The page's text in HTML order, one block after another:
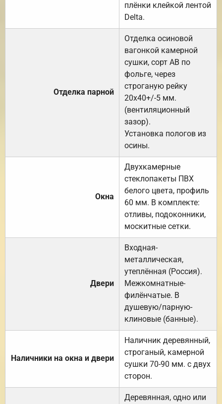
плёнки клейкой лентой
Delta.
Отделка парной
Отделка осиновой
вагонкой камерной
сушки, сорт АВ по
фольге, через
строганую рейку
20х40+/-5 мм.
(вентиляционный
зазор).
Установка пологов из
осины.
Окна
Двухкамерные
стеклопакеты ПВХ
белого цвета, профиль
60 мм. В комплекте:
отливы, подоконники,
москитные сетки.
Двери
Входная-
металлическая,
утеплённая (Россия).
Межкомнатные-
филёнчатые. В
душевую/парную-
клиновые (банные).
Наличники на окна и двери
Наличник деревянный,
строганый, камерной
сушки 70-90 мм. с двух
сторон.
Деревянная, одно или